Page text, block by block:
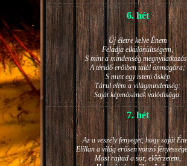
6. hét
Új életre kelve Énem
Feladja elkülönültségem,
S mint a mindenség
A téridő erőiben talál önmagára;
S mint egy isteni őskép
Tárul elém a világmindenség:
Saját képmásának valódisága.
7. hét
Az a veszély fenyeget, hogy saját
Elillan a világ erősen vonzó
Most rajtad a sor, előérzetem,